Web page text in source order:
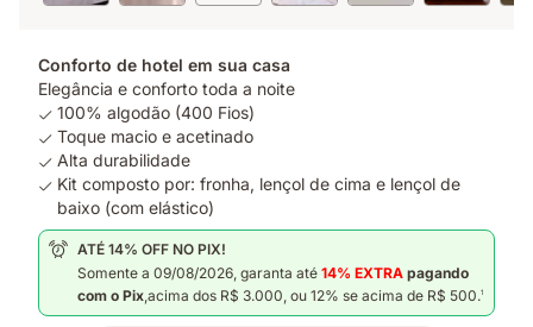
Conforto de hotel em sua casa
Elegância e conforto toda a noite
100% algodão (400 Fios)
Toque macio e acetinado
Alta durabilidade
Kit composto por: fronha, lençol de cima e lençol de
baixo (com elástico)
ATÉ 14% OFF NO PIX!
Somente a 09/08/2026, garanta até 14% EXTRA pagando
com o Pix,acima dos R$ 3.000, ou 12% se acima de R$ 500.1